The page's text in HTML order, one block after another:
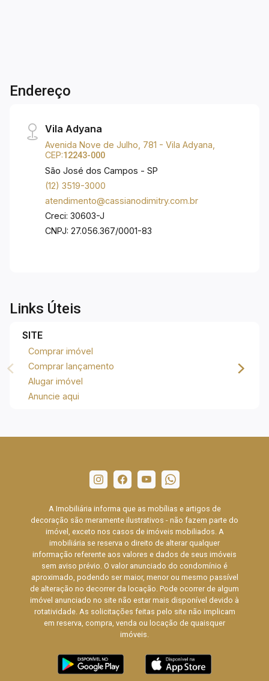
Endereço
Vila Adyana
Avenida Nove de Julho, 781 - Vila Adyana,
CEP:12243-000
São José dos Campos - SP
(12) 3519-3000
atendimento@cassianodimitry.com.br
Creci: 30603-J
CNPJ: 27.056.367/0001-83
Links Úteis
SITE
Comprar imóvel
Comprar lançamento
Alugar imóvel
Anuncie aqui
A Imobiliária informa que as mobílias e artigos de
decoração são meramente ilustrativos - não fazem parte do
imóvel, exceto nos casos de imóveis mobiliados. A
imobiliária se reserva o direito de alterar qualquer
informação referente aos valores e dados de seus imóveis
sem aviso prévio. O valor anunciado do condomínio é
aproximado, podendo ser maior, menor ou mesmo passível
de alteração no decorrer da locação. Pode ocorrer de algum
imóvel anunciado no site não estar mais disponível devido à
rotatividade. As solicitações feitas pelo site não implicam
em reserva, compra, venda ou locação de quaisquer
imóveis.